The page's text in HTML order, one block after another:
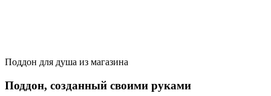
Поддон для душа из магазина
Поддон, созданный своими руками